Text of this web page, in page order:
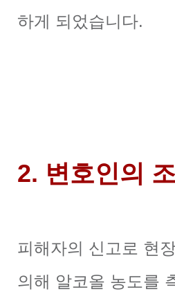
하게 되었습니다.
2. 변호인의
피해자의 신고로 현
의해 알코올 농도를